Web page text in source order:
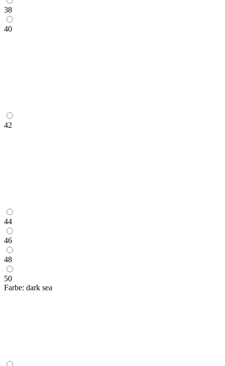
38
40
42
44
46
48
50
Farbe: dark sea